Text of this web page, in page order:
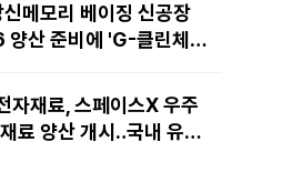
메모리 베이징 신공장
양산 준비에 'G-클린체
자재료, 스페이스X 우주
료 양산 개시‥국내 유일